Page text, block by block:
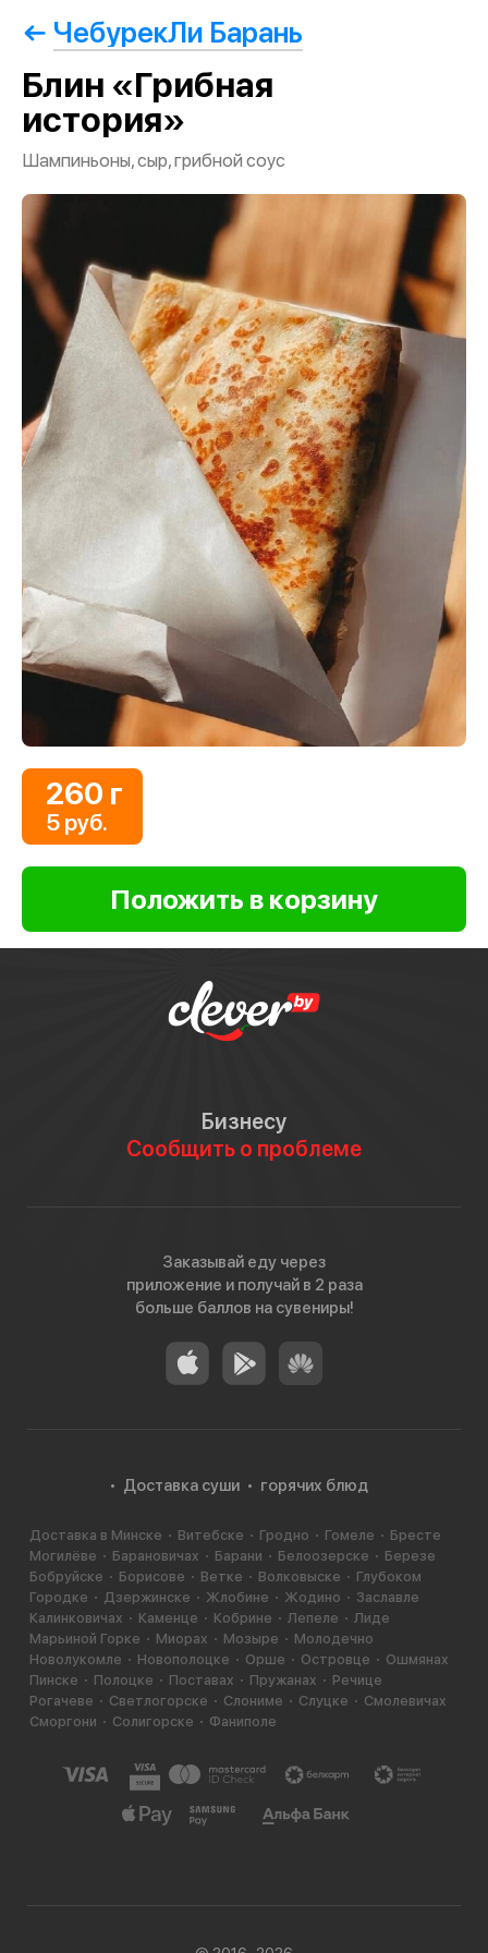
ЧебурекЛи Барань
Блин «Грибная
история»
Шампиньоны, сыр, грибной соус
260 г
5 руб.
Бизнесу
Сообщить о проблеме
Заказывай еду через
приложение и получай в 2 раза
больше баллов на сувениры!
Доставка суши горячих блюд
Доставка в Минске Витебске Гродно Гомеле
Бресте
Могилёве
Барановичах Барани Белоозерске
Березе
Бобруйске
Борисове Ветке Волковыске
Глубоком
Городке
Дзержинске Жлобине Жодино
Заславле
Калинковичах
Каменце Кобрине Лепеле
Лиде
Марьиной Горке
Миорах Мозыре
Молодечно
Новолукомле
Новополоцке Орше Островце
Ошмянах
Пинске
Полоцке Поставах Пружанах
Речице
Рогачеве
Светлогорске Слониме Слуцке
Смолевичах
Сморгони
Солигорске Фаниполе